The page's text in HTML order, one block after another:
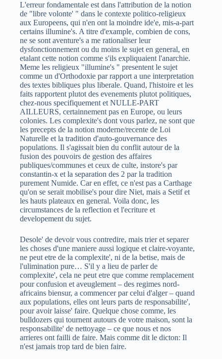
L'erreur fondamentale est dans l'attribution de la notion
de "libre volonte' " dans le contexte politico-religieux
aux Europeens, qui n'en ont la moindre ide'e, mis-a-part
certains illumine's. A titre d'example, combien de cons,
ne se sont aventure's a me rationaliser leur
dysfonctionnement ou du moins le sujet en general, en
etalant cette notion comme s'ils expliquaient l'anarchie.
Meme les religieux "illumine's " presentent le sujet
comme un d'Orthodoxie par rapport a une interpretation
des textes bibliques plus liberale. Quand, l'histoire et les
faits rapportent plutot des evenements plutot politiques,
chez-nous specifiquement et NULLE-PART
AILLEURS, certainnement pas en Europe, ou leurs
colonies. Les complexite's dont vous parlez, ne sont que
les precepts de la notion moderne/recente de Loi
Naturelle et la tradition d'auto-gouvernance des
populations. Il s'agissait bien du conflit autour de la
fusion des pouvoirs de gestion des affaires
publiques/communes et ceux de culte, instore's par
constantin-x et la separation des 2 par la tradition
purement Numide. Car en effet, ce n'est pas a Carthage
qu'on se serait mobilise's pour dire Niet, mais a Setif et
les hauts plateaux en general. Voila donc, les
circumstances de la reflection et l'ecriture et
developement du sujet.
Desole' de devoir vous contredire, mais trier et separer
les choses d'une maniere aussi logique et claire-voyante,
ne peut etre de la complexite', ni de la betise, mais de
l'ulimination pure… S'il y a lieu de parler de
complexite', cela ne peut etre que comme remplacement
pour confusion et aveuglement – des regimes nord-
africains biensur, a commencer par celui d'alger – quand
aux populations, elles ont leurs parts de responsabilite',
pour avoir laisse' faire. Quelque chose comme, les
bulldozers qui tournent autours de votre maison, sont la
responsabilite' de nettoyage – ce que nous et nos
arrieres ont failli de faire. Mais comme dit le dicton: Il
n'est jamais trop tard de bien faire.